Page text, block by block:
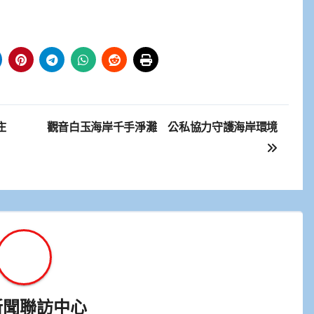
觀音白玉海岸千手淨灘 公私協力守護海岸環境
聯訪中心